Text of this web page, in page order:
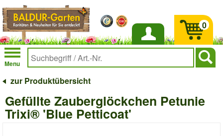
Anmelden
Menu
0
zur Produktübersicht
Gefüllte Zauberglöckchen Petunie
Trixi® 'Blue Petticoat'